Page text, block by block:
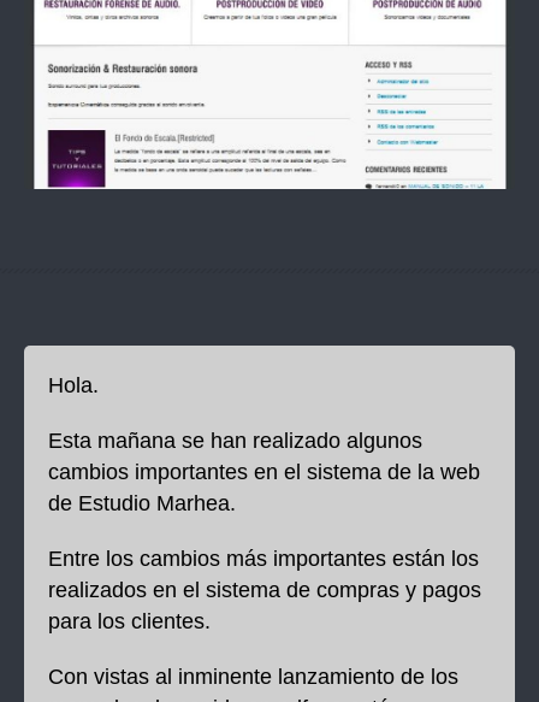
Hola.
Esta mañana se han realizado algunos
cambios importantes en el sistema de la web
de Estudio Marhea.
Entre los cambios más importantes están los
realizados en el sistema de compras y pagos
para los clientes.
Con vistas al inminente lanzamiento de los